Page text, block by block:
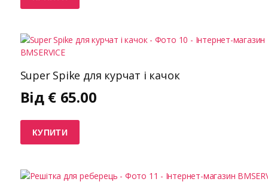
Super Spike для курчат і качок
Від € 65.00
КУПИТИ